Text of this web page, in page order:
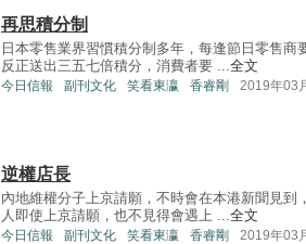
再思積分制
日本零售業界習慣積分制多年，每逢節日零售商
反正送出三五七倍積分，消費者要 ...全文
今日信報 副刊文化 笑看東瀛 香睿剛 2019年03
逆權店長
內地維權分子上京請願，不時會在本港新聞見
人即使上京請願，也不見得會遇上 ... 全文
今日信報 副刊文化 笑看東瀛 香睿剛 2019年03